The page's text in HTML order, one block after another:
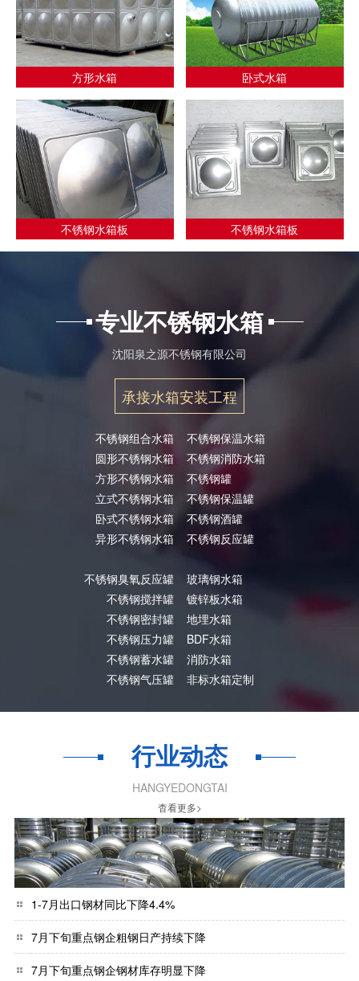
方形水箱 卧式水箱
不锈钢水箱板 不锈钢水箱板
专业不锈钢水箱
沈阳泉之源不锈钢有限公司
承接水箱安装工程
不锈钢组合水箱
圆形不锈钢水箱
方形不锈钢水箱
立式不锈钢水箱
卧式不锈钢水箱
异形不锈钢水箱
不锈钢臭氧反应罐
不锈钢搅拌罐
不锈钢密封罐
不锈钢压力罐
不锈钢蓄水罐
不锈钢气压罐
不锈钢保温水箱
不锈钢消防水箱
不锈钢罐
不锈钢保温罐
不锈钢酒罐
不锈钢反应罐
玻璃钢水箱
镀锌板水箱
地埋水箱
BDF水箱
消防水箱
非标水箱定制
行业动态
HANGYEDONGTAI
杳看更多>
1-7月出口钢材同比下降4.4%
7月下旬重点钢企粗钢日产持续下降
7月下旬重点钢企钢材库存明显下降